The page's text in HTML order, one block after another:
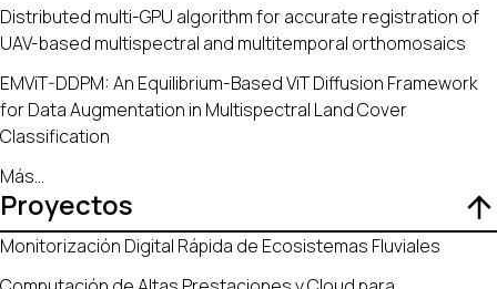
Distributed multi-GPU algorithm for accurate registration of
UAV-based multispectral and multitemporal orthomosaics
EMViT-DDPM: An Equilibrium-Based ViT Diffusion Framework
for Data Augmentation in Multispectral Land Cover
Classification
Más...
Proyectos
Monitorización Digital Rápida de Ecosistemas Fluviales